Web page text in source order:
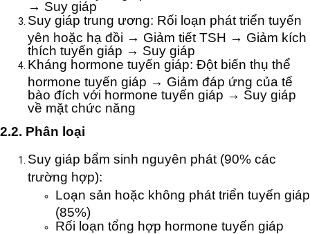
→ Suy giáp
Suy giáp trung ương: Rối loạn phát triển tuyến
yên hoặc hạ đồi → Giảm tiết TSH → Giảm kích
thích tuyến giáp → Suy giáp
Kháng hormone tuyến giáp: Đột biến thụ thể
hormone tuyến giáp → Giảm đáp ứng của tế
bào đích với hormone tuyến giáp → Suy giáp
về mặt chức năng
2.2. Phân loại
Suy giáp bẩm sinh nguyên phát (90% các
trường hợp):
Loạn sản hoặc không phát triển tuyến giáp
(85%)
Rối loạn tổng hợp hormone tuyến giáp